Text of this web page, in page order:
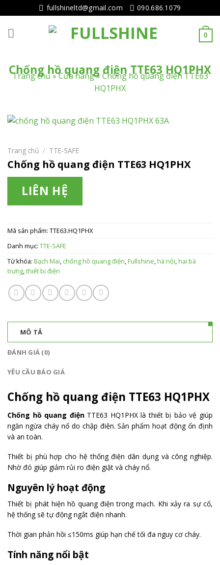
tục
tới
fullshineltd@gmail.com 090.686.1079
0
Chống hồ quang điện TTE63 HQ1PHX
Trang chủ»Cửa hàng» Chống hồ quang điện TTE63
HQ1PHX
Trang chủ / TTE-SAFE
Chống hồ quang điện TTE63 HQ1PHX
LIÊN HỆ
Mã sản phẩm: TTE63.HQ1PHX
Danh mục: TTE-SAFE
Từ khóa: Bạch Mai, chống hồ quang điện,Fullshine,hà nội,hai bà
trưng,thiết bị điện
MÔ TẢ
ĐÁNH GIÁ (0)
YÊU CẦU BÁO GIÁ
Chống hồ quang điện TTE63 HQ1PHX
Chống hồ quang điệnTTE63 HQ1PHX là thiết bị bảo vệ giúp
ngăn ngừa cháy nổ do chập điện. Sản phẩm hoạt động ổn định
và an toàn.
Thiết bị phù hợp cho hệ thống điện dân dụng và công nghiệp.
Nhờ đó giúp giảm rủi ro điện giật và cháy nổ.
Nguyên lý hoạt động
Thiết bị phát hiện hồ quang điện trong mạch. Khi xảy ra sự cố,
hệ thống sẽ tự động ngắt điện nhanh.
Thời gian phản hồi ≤150ms giúp hạn chế tối đa nguy cơ cháy.
Tính năng nổi bật